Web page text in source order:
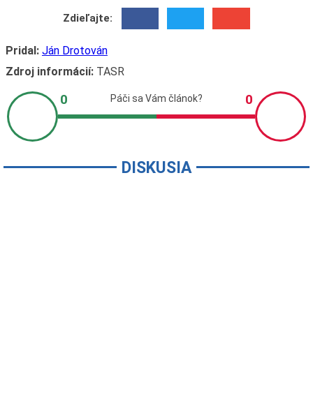
Zdieľajte:
Pridal: Ján Drotován
Zdroj informácií:TASR
DISKUSIA